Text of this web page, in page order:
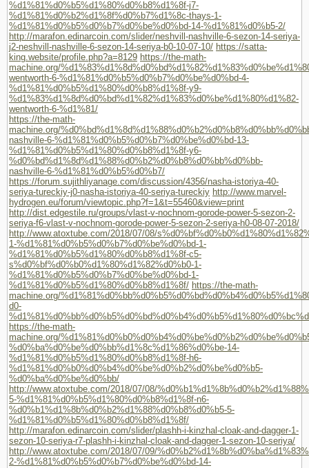
%d1%81%d0%b5%d1%80%d0%b8%d1%8f-j7-
%d1%81%d0%b2%d1%8f%d0%b7%d1%8c-thays-1-
%d1%81%d0%b5%d0%b7%d0%be%d0%bd-14-%d1%81%d0%b5-2/
http://marafon.edinarcoin.com/slider/neshvill-nashville-6-sezon-14-seriya-
j2-neshvill-nashville-6-sezon-14-seriya-b0-10-07-10/ https://satta-
king.website/profile.php?a=8129 https://the-math-
machine.org/
wentworth-6-%d1%81%d0%b5%d0%b7%d0%be%d0%bd-4-
%d1%81%d0%b5%d1%80%d0%b8%d1%8f-y9-
%d1%83%d1%8d%d0%bd%d1%82%d1%83%d0%be%d1%80%d1%82-
wentworth-6-%d1%81/
https://the-math-
machine.org/
nashville-6-%d1%81%d0%b5%d0%b7%d0%be%d0%bd-13-
%d1%81%d0%b5%d1%80%d0%b8%d1%8f-y6-
%d0%bd%d1%8d%d1%88%d0%b2%d0%b8%d0%bb%d0%bb-
nashville-6-%d1%81%d0%b5%d0%b7/
https://forum.sujithliyanage.com/discussion/4356/nasha-istoriya-40-
seriya-tureckiy-j0-nasha-istoriya-40-seriya-tureckiy http://www.marvel-
hydrogen.eu/forum/viewtopic.php?f=1&t=55460&view=print
http://dist.edgestile.ru/groups/vlast-v-nochnom-gorode-power-5-sezon-2-
seriya-f6-vlast-v-nochnom-gorode-power-5-sezon-2-seriya-h0-08-07-2018/
http://www.atoxtube.com/2018/07/08/
1-%d1%81%d0%b5%d0%b7%d0%be%d0%bd-1-
%d1%81%d0%b5%d1%80%d0%b8%d1%8f-c5-
s%d0%bf%d0%b0%d1%80%d1%82%d0%b0-1-
%d1%81%d0%b5%d0%b7%d0%be%d0%bd-1-
%d1%81%d0%b5%d1%80%d0%b8%d1%8f/ https://the-math-
machine.org/
d0-
https://the-math-
machine.org/
%d0%ba%d0%be%d0%bb%d1%8c%d1%86%d0%be-14-
%d1%81%d0%b5%d1%80%d0%b8%d1%8f-h6-
%d1%81%d0%b0%d0%b4%d0%be%d0%b2%d0%be%d0%b5-
%d0%ba%d0%be%d0%bb/
http://www.atoxtube.com/2018/07/08/
5-%d1%81%d0%b5%d1%80%d0%b8%d1%8f-n6-
%d0%b1%d1%8b%d0%b2%d1%88%d0%b8%d0%b5-5-
%d1%81%d0%b5%d1%80%d0%b8%d1%8f/
http://marafon.edinarcoin.com/slider/plashh-i-kinzhal-cloak-and-dagger-1-
sezon-10-seriya-r7-plashh-i-kinzhal-cloak-and-dagger-1-sezon-10-seriya/
http://www.atoxtube.com/2018/07/09/
2-%d1%81%d0%b5%d0%b7%d0%be%d0%bd-14-